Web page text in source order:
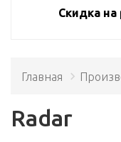
Скидка
Главная
Radar